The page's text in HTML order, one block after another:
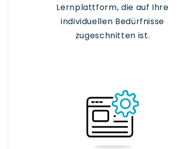
Lernplattform, die auf Ihre
individuellen Bedürfnisse
zugeschnitten ist.